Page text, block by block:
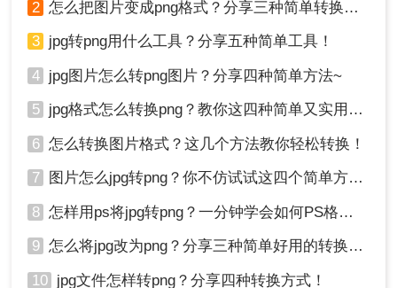
通过以上三种方法中的任何一种，你都可以轻松地
将JPG格式的图片转换为PNG格式。转换后的PNG
图片将保留更多的图像数据，以确保无损压缩，但
可能会导致文件大小增加。在转换过程中，要注意
必要的调整。
2 怎么把图片变成png格式？分享三种简单转换方法！
3 jpg转png用什么工具？分享五种简单工具！
4 jpg图片怎么转png图片？分享四种简单方法~
5 jpg格式怎么转换png？教你这四种简单又实用的方法！
6 怎么转换图片格式？这几个方法教你轻松转换！
7 图片怎么jpg转png？你不仿试试这四个简单方法！
8 怎样用ps将jpg转png？一分钟学会如何PS格式转换！
9 怎么将jpg改为png？分享三种简单好用的转换方法
10 jpg文件怎样转png？分享四种转换方式！